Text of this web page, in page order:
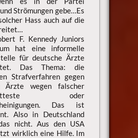
Strömungen gebe…Es
Hass auch auf die
F. Kennedy Juniors
hat eine informelle
für deutsche Ärzte
Das Thema: die
Strafverfahren gegen
Ärzte wegen falscher
oder
Das ist
Also in Deutschland
nicht. Aus den USA
wirklich eine Hilfe. Im